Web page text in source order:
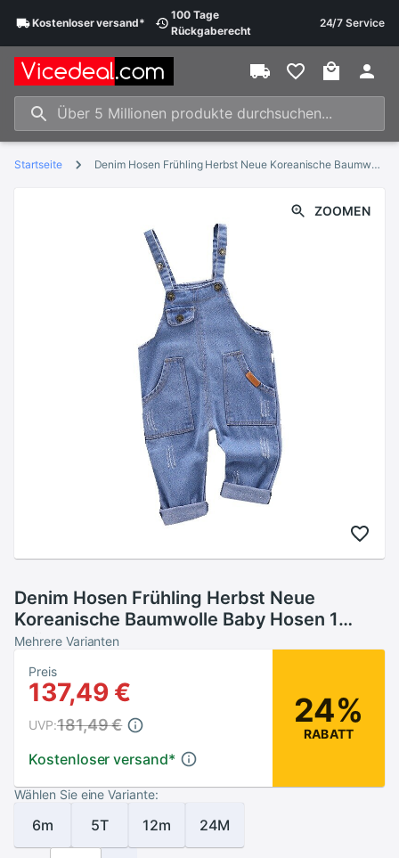
Kostenloserversand*
100 Tage
Rückgaberecht
24/7 Service
Startseite Denim Hosen Frühling Herbst Neue Koreanische Baumwolle Baby Hosen 1 Stück 0-2 Jahr Cartoon Baby Jungen hosen Baby Mädchen Hosen
ZOOMEN
Denim Hosen Frühling Herbst Neue
Koreanische Baumwolle Baby Hosen 1
Stück 0-2 Jahr Cartoon Baby Jungen
hosen Baby Mädchen Hosen
Mehrere Varianten
Preis
137,49 €
Kostenloser versand*
UVP:181,49 € 24%
RABATT
Wählen Sie eine Variante:
6m 5T 12m 24M